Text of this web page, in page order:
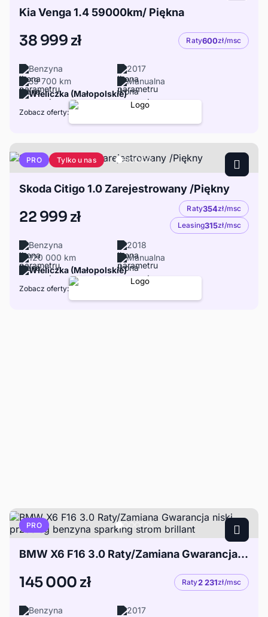
Kia Venga 1.4 59000km/ Piękna
38 999 zł Raty600zł/msc
Benzyna
2017
59 700 km
Manualna
Wieliczka (Małopolskie)
Zobacz oferty:
PRO Tylko u nas
Skoda Citigo 1.0 Zarejestrowany /Piękny
22 999 zł Raty354zł/msc
Leasing315zł/msc
Benzyna
2018
120 000 km
Manualna
Wieliczka (Małopolskie)
Zobacz oferty:
PRO
BMW X6 F16 3.0 Raty/Zamiana Gwarancja niski przebieg benzyna sparking strom brillant
145 000 zł Raty2 231zł/msc
Benzyna
2017